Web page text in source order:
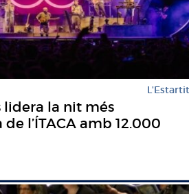
L'Estartit
lidera la nit més
l’ÍTACA amb 12.000